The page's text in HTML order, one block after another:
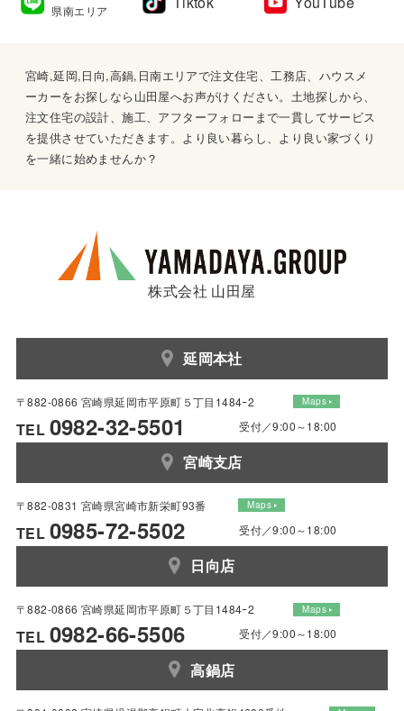
県南エリア
宮崎,延岡,日向,高鍋,日南エリアで注文住宅、工務店、ハウスメ
ーカーをお探しなら山田屋へお声がけください。土地探しから、
注文住宅の設計、施工、アフターフォローまで一貫してサービス
を提供させていただきます。より良い暮らし、より良い家づくり
を一緒に始めませんか？
株式会社 山田屋
延岡本社
〒882-0866 宮崎県延岡市平原町５丁目1484ｰ2 Maps
TEL 0982-32-5501 受付／9:00～18:00
宮崎支店
〒882-0831 宮崎県宮崎市新栄町93番 Maps
TEL 0985-72-5502 受付／9:00～18:00
日向店
〒882-0866 宮崎県延岡市平原町５丁目1484ｰ2 Maps
TEL 0982-66-5506 受付／9:00～18:00
高鍋店